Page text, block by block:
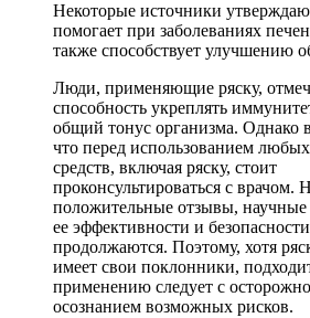
Некоторые источники
помогает при заболеваниях
также способствует улучшению
Люди, применяющие ряску,
способность укреплять
общий тонус организма. Однако
что перед использованием
средств, включая ряску, стоит
проконсультироваться с врачом.
положительные отзывы, научные
ее эффективности и
продолжаются. Поэтому, хотя
имеет свои поклонники,
применению следует с
осознанием возможных рисков.